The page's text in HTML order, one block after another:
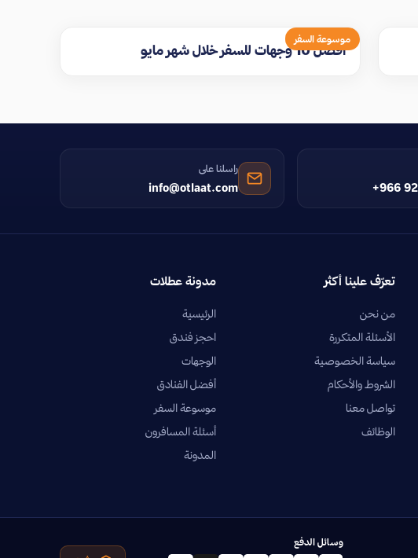
موسوعة السفر
افضل 10 وجهات للسفر خلال شهر مايو
+966
راسلنا على
info@otlaat.com
تعرّف علينا أكثر
من نحن
الأسئلة المتكررة
سياسة الخصوصية
الشروط والأحكام
تواصل معنا
الوظائف
مدونة عطلات
الرئيسية
احجز فندق
الوجهات
أفضل الفنادق
موسوعة السفر
أسئلة المسافرون
المدونة
وسائل الدفع